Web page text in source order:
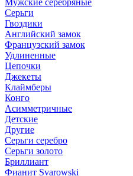
Мужские серебряные
Серьги
Гвоздики
Английский замок
Французский замок
Удлиненные
Цепочки
Джекеты
Клаймберы
Конго
Асимметричные
Детские
Другие
Серьги серебро
Серьги золото
Бриллиант
Фианит Svarowski